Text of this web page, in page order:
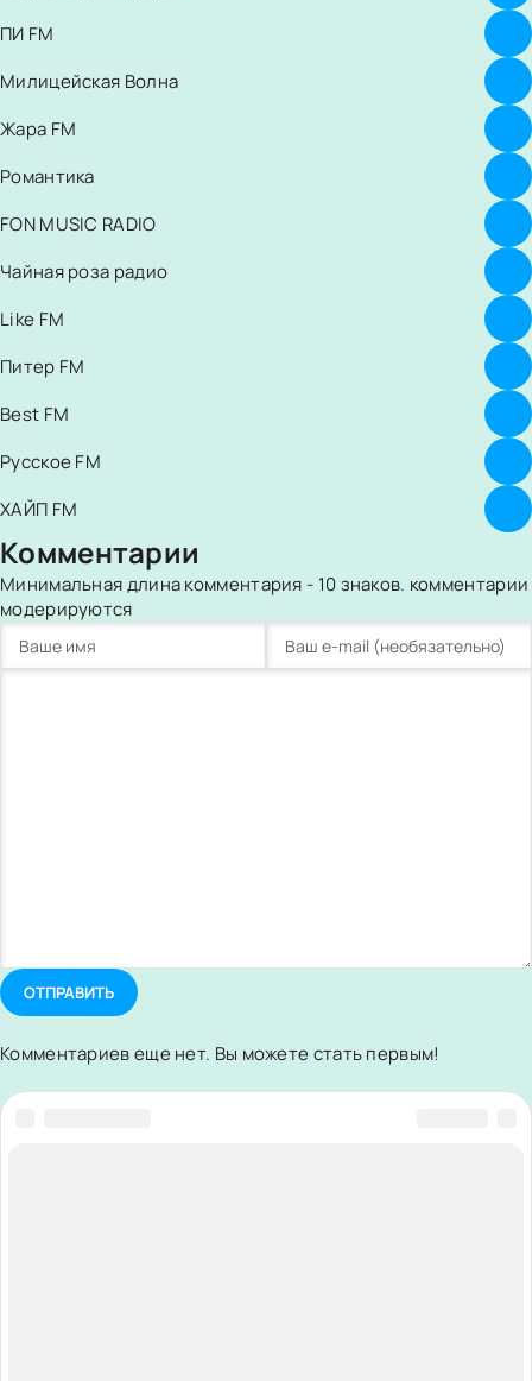
ПИ FM
Милицейская Волна
Жара FM
Романтика
FON MUSIC RADIO
Чайная роза радио
Like FM
Питер FM
Best FM
Русское FM
ХАЙП FM
Комментарии
Минимальная длина комментария - 10 знаков. комментарии
модерируются
ОТПРАВИТЬ
Комментариев еще нет. Вы можете стать первым!